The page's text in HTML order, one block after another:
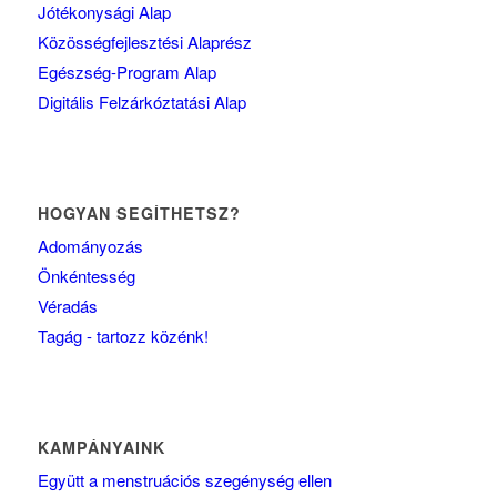
Jótékonysági Alap
Közösségfejlesztési Alaprész
Egészség-Program Alap
Digitális Felzárkóztatási Alap
HOGYAN SEGÍTHETSZ?
Adományozás
Önkéntesség
Véradás
Tagág - tartozz közénk!
KAMPÁNYAINK
Együtt a menstruációs szegénység ellen